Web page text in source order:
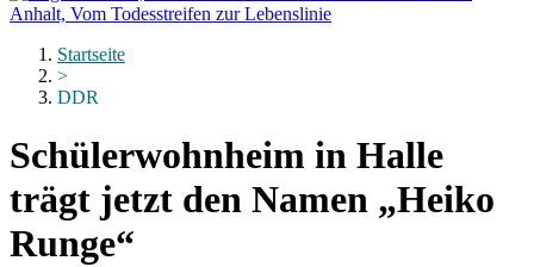
schließen
Startseite
>
DDR
Schülerwohnheim in Halle
trägt jetzt den Namen „Heiko
Runge“